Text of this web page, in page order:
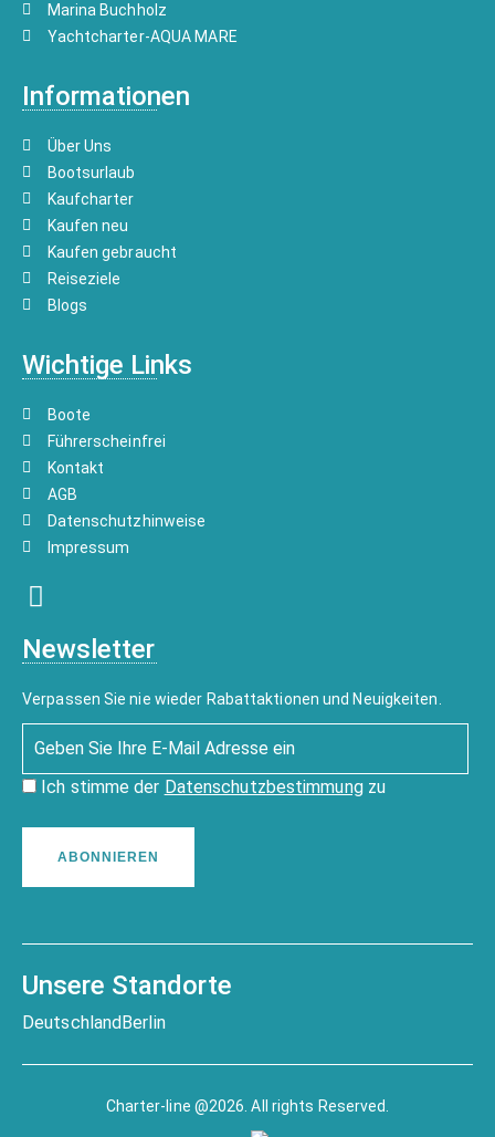
Marina Buchholz
Yachtcharter-AQUA MARE
Informationen
Über Uns
Bootsurlaub
Kaufcharter
Kaufen neu
Kaufen gebraucht
Reiseziele
Blogs
Wichtige Links
Boote
Führerscheinfrei
Kontakt
AGB
Datenschutzhinweise
Impressum
Newsletter
Verpassen Sie nie wieder Rabattaktionen und Neuigkeiten.
Ich stimme der Datenschutzbestimmungzu
ABONNIEREN
Unsere Standorte
DeutschlandBerlin
Charter-line @2026. All rights Reserved.